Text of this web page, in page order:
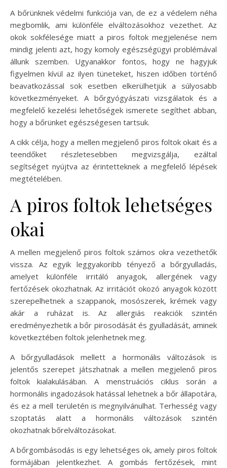
A bőrünknek védelmi funkciója van, de ez a védelem néha
megbomlik, ami különféle elváltozásokhoz vezethet. Az
okok sokfélesége miatt a piros foltok megjelenése nem
mindig jelenti azt, hogy komoly egészségügyi problémával
állunk szemben. Ugyanakkor fontos, hogy ne hagyjuk
figyelmen kívül az ilyen tüneteket, hiszen időben történő
beavatkozással sok esetben elkerülhetjük a súlyosabb
következményeket. A bőrgyógyászati vizsgálatok és a
megfelelő kezelési lehetőségek ismerete segíthet abban,
hogy a bőrünket egészségesen tartsuk.
A cikk célja, hogy a mellen megjelenő piros foltok okait és a
teendőket részletesebben megvizsgálja, ezáltal
segítséget nyújtva az érintetteknek a megfelelő lépések
megtételében.
A piros foltok lehetséges
okai
A mellen megjelenő piros foltok számos okra vezethetők
vissza. Az egyik leggyakoribb tényező a bőrgyulladás,
amelyet különféle irritáló anyagok, allergének vagy
fertőzések okozhatnak. Az irritációt okozó anyagok között
szerepelhetnek a szappanok, mosószerek, krémek vagy
akár a ruházat is. Az allergiás reakciók szintén
eredményezhetik a bőr pirosodását és gyulladását, aminek
következtében foltok jelenhetnek meg.
A bőrgyulladások mellett a hormonális változások is
jelentős szerepet játszhatnak a mellen megjelenő piros
foltok kialakulásában. A menstruációs ciklus során a
hormonális ingadozások hatással lehetnek a bőr állapotára,
és ez a mell területén is megnyilvánulhat. Terhesség vagy
szoptatás alatt a hormonális változások szintén
okozhatnak bőrelváltozásokat.
A bőrgombásodás is egy lehetséges ok, amely piros foltok
formájában jelentkezhet. A gombás fertőzések, mint